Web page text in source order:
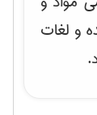
و لغات